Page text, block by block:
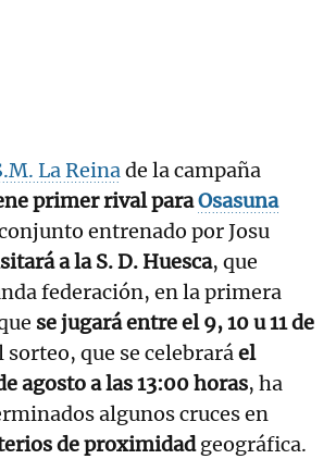
La Reinade la campaña
primer rival paraOsasuna
entrenado por Josu
a la S. D. Huesca, que
federación, en la primera
se jugará entre el 9, 10 u 11 de
sorteo, que se celebraráel
agosto a las 13:00 horas, ha
algunos cruces en
de proximidadgeográfica.